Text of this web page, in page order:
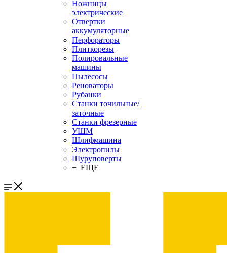
Ножницы
электрические
Отвертки
аккумуляторные
Перфораторы
Плиткорезы
Полировальные
машины
Пылесосы
Реноваторы
Рубанки
Станки точильные/
заточные
Станки фрезерные
УШМ
Шлифмашина
Электропилы
Шуруповерты
+ ЕЩЕ